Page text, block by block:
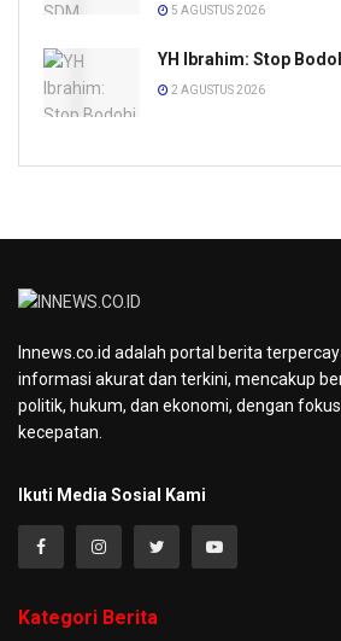
5 AGUSTUS 2026
YH Ibrahim: Stop
2 AGUSTUS 2026
Innews.co.id adalah portal berita
informasi akurat dan terkini, mencakup
politik, hukum, dan ekonomi, dengan
kecepatan.
Ikuti Media Sosial Kami
Kategori Berita